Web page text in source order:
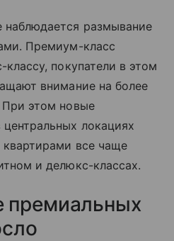
размывание
Премиум-класс
покупатели в этом
внимание на более
При этом новые
локациях
все чаще
и делюкс-классах.
премиальных